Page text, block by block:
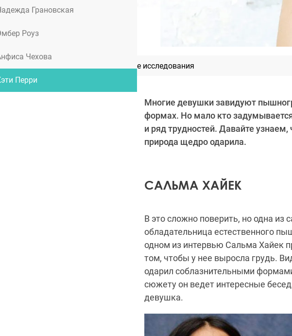
Грановская
Роуз
Чехова
Перри
Как мы стареем: передовые исследования
Многие девушки завидуют
формах. Но мало кто
и ряд трудностей. Давайте
природа щедро одарила.
САЛЬМА ХАЙЕК
В это сложно поверить, но одна из
обладательница естественного
одном из интервью Сальма Хайек
том, чтобы у нее выросла грудь.
одарил соблазнительными
сюжету он ведет интересные
девушка.